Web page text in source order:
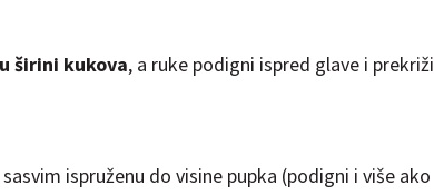
širini kukova, a ruke podigni ispred glave i prekriži
ispruženu do visine pupka (podigni i više ako